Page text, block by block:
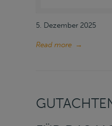
5. Dezember 2025
Read more →